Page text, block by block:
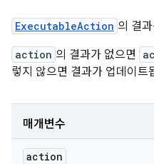
ExecutableAction 의 결
action 의 결과가 없으면
렇지 않으면 결과가 업데이트
매개변수
action